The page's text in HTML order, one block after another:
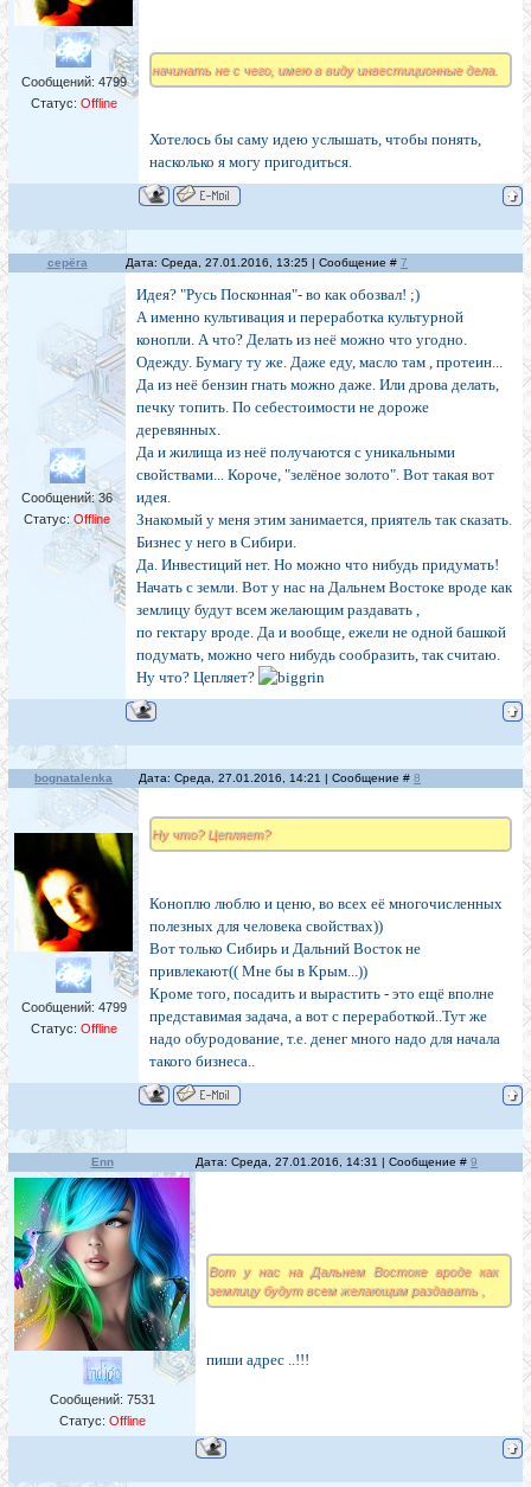
Сообщений: 4799
Статус: Offline
начинать не с чего, имею в виду инвестиционные дела.
Хотелось бы саму идею услышать, чтобы понять,
насколько я могу пригодиться.
cерёга Дата: Среда, 27.01.2016, 13:25 | Сообщение # 7
Сообщений:36
Статус: Offline
Идея? "Русь Посконная"- во как обозвал! ;)
А именно культивация и переработка культурной
конопли. А что? Делать из неё можно что угодно.
Одежду. Бумагу ту же. Даже еду, масло там , протеин...
Да из неё бензин гнать можно даже. Или дрова делать,
печку топить. По себестоимости не дороже
деревянных.
Да и жилища из неё получаются с уникальными
свойствами... Короче, "зелёное золото". Вот такая вот
идея.
Знакомый у меня этим занимается, приятель так сказать.
Бизнес у него в Сибири.
Да. Инвестиций нет. Но можно что нибудь придумать!
Начать с земли. Вот у нас на Дальнем Востоке вроде как
землицу будут всем желающим раздавать ,
по гектару вроде. Да и вообще, ежели не одной башкой
подумать, можно чего нибудь сообразить, так считаю.
Ну что? Цепляет?
bognatalenka Дата: Среда, 27.01.2016, 14:21 | Сообщение # 8
Сообщений: 4799
Статус: Offline
Ну что? Цепляет?
Коноплю люблю и ценю, во всех её многочисленных
полезных для человека свойствах))
Вот только Сибирь и Дальний Восток не
привлекают(( Мне бы в Крым...))
Кроме того, посадить и вырастить - это ещё вполне
представимая задача, а вот с переработкой..Тут же
надо обуродование, т.е. денег много надо для начала
такого бизнеса..
Enn Дата: Среда, 27.01.2016, 14:31 | Сообщение # 9
Сообщений: 7531
Статус: Offline
Вот у нас на Дальнем Востоке вроде как
землицу будут всем желающим раздавать ,
пиши адрес ..!!!